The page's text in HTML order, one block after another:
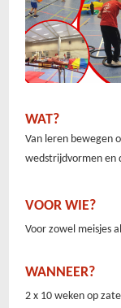
WAT?
Van leren bewegen
wedstrijdvormen en
VOOR WIE?
Voor zowel meisjes
WANNEER?
2 x 10 weken op